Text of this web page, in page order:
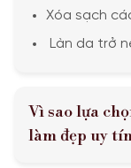
Xóa sạch
Làn da trở
Vì sao lựa
làm đẹp uy